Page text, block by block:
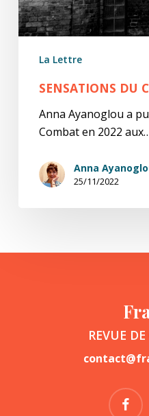
La Lettre
SENSATIONS DU
Anna Ayanoglou a
Combat en 2022
Anna
25/11/2022
REVUE
facebook